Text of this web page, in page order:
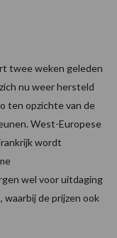
twee weken geleden
nu weer hersteld
ten opzichte van de
West-Europese
wordt
wel voor uitdaging
de prijzen ook